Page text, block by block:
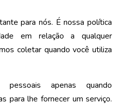
para nós. É nossa política
em relação a qualquer
coletar quando você utiliza
pessoais apenas quando
para lhe fornecer um serviço.